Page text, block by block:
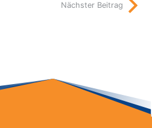
Nächster Beitrag